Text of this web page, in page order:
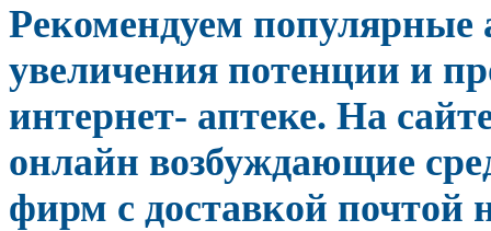
Рекомендуем
увеличения потенции и
интернет- аптеке. На
онлайн возбуждающие
фирм с доставкой почтой